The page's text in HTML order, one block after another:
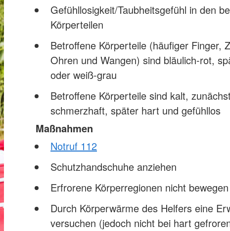
Gefühllosigkeit/Taubheitsgefühl in den
Körperteilen
Betroffene Körperteile (häufiger Finger,
Ohren und Wangen) sind bläulich-rot,
oder weiß-grau
Betroffene Körperteile sind kalt,
schmerzhaft, später hart und gefühllos
Maßnahmen
Notruf 112
Schutzhandschuhe anziehen
Erfrorene Körperregionen nicht bewegen
Durch Körperwärme des Helfers eine
versuchen (jedoch nicht bei hart